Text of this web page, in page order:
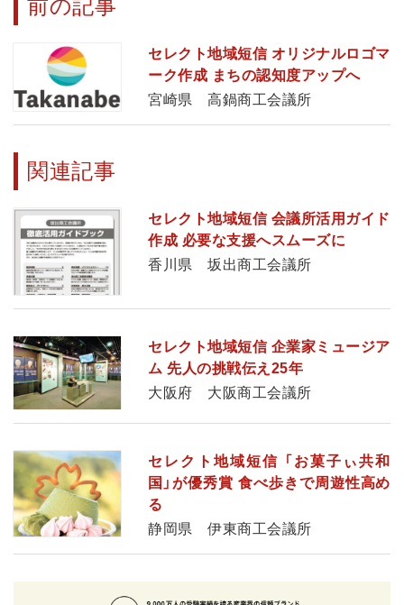
前の記事
セレクト地域短信 オリジナルロゴマ
ーク作成 まちの認知度アップへ
宮崎県 高鍋商工会議所
関連記事
セレクト地域短信 会議所活用ガイド
作成 必要な支援へスムーズに
香川県 坂出商工会議所
セレクト地域短信 企業家ミュージア
ム 先人の挑戦伝え25年
大阪府 大阪商工会議所
セレクト地域短信 「お菓子ぃ共和
国」が優秀賞 食べ歩きで周遊性高め
る
静岡県 伊東商工会議所